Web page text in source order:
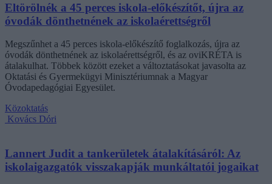
Eltörölnék a 45 perces iskola-előkészítőt, újra az
óvodák dönthetnének az iskolaérettségről
Megszűnhet a 45 perces iskola-előkészítő foglalkozás, újra az
óvodák dönthetnének az iskolaérettségről, és az oviKRÉTA is
átalakulhat. Többek között ezeket a változtatásokat javasolta az
Oktatási és Gyermekügyi Minisztériumnak a Magyar
Óvodapedagógiai Egyesület.
Közoktatás
Kovács Dóri
Lannert Judit a tankerületek átalakításáról: Az
iskolaigazgatók visszakapják munkáltatói jogaikat